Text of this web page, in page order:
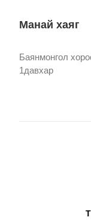
Манай хаяг
Баянмонгол
1давхар